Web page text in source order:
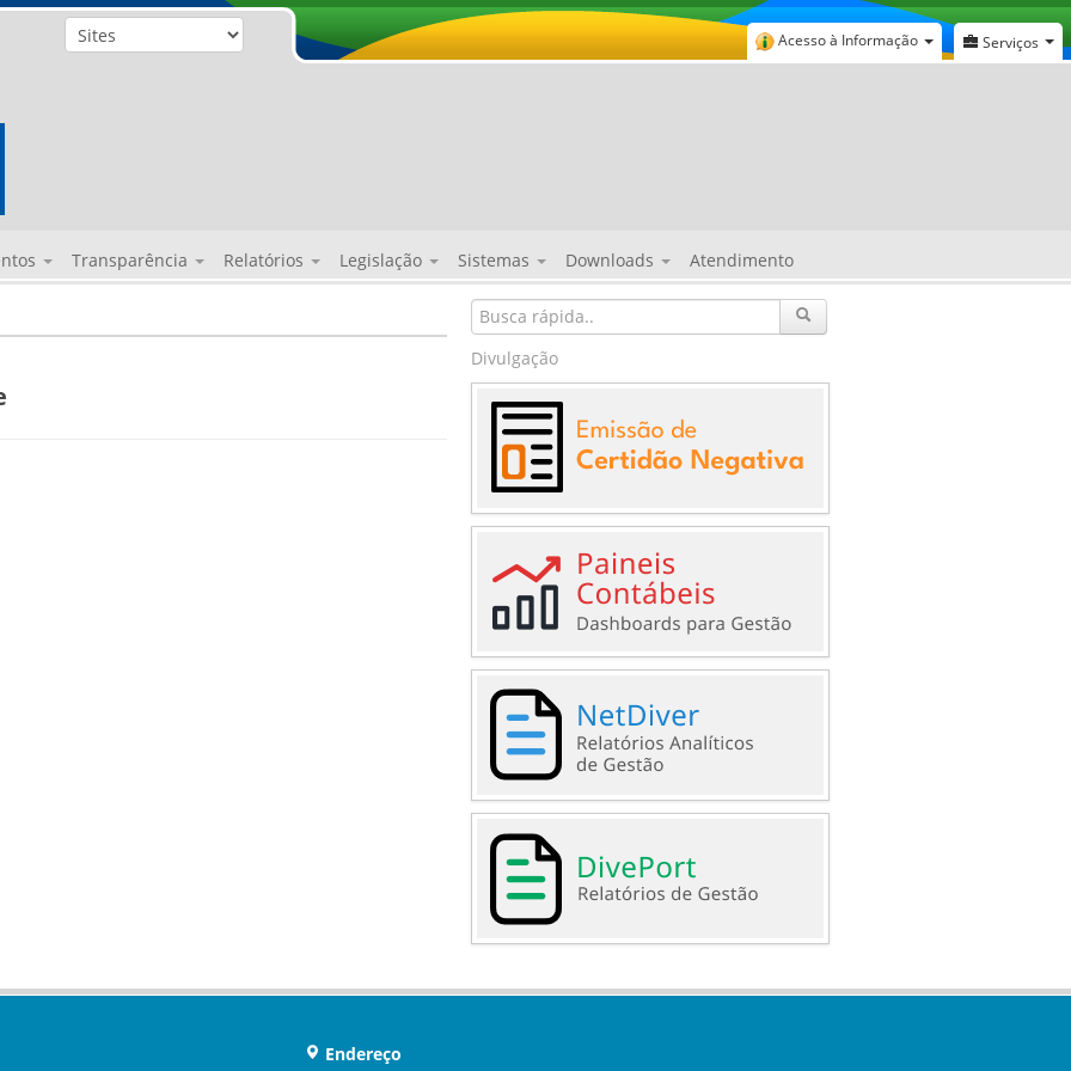
Serviços
Acesso à Informação
Transparência Relatórios Legislação Sistemas Downloads Atendimento
Divulgação
Endereço